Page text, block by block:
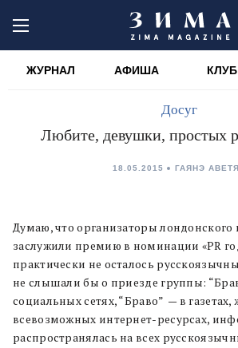
ЖУРНАЛ АФИША КЛУБ
Досуг
Любите, девушки, простых
18.05.2015 ГАЯНЭ
Думаю, что организаторы лондонского
заслужили премию в номинации «PR
практически не осталось
не слышали бы о приезде группы:
социальных сетях, “Браво” — в газетах,
всевозможных интернет-ресурсах,
распространялась на всех